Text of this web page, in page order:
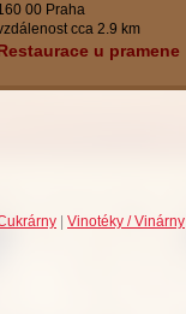
00 Praha
cca 2.9 km
u pramene
Vinotéky / Vinárny